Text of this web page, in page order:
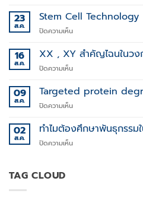
สู่
ปฏิวัติ
รักษา
ทาง
23
ส.ค.
Stem Cell Technology
ปิดความเห็นบน
Cell
Technology
16
ส.ค.
XX , XY สำคัญไฉนในวง
ปิดความเห็นบน
,
สำคัญ
ใน
กีฬา
09
ส.ค.
Targeted protein
ปิดความเห็นบน
protein
(TPD)
02
ส.ค.
ทำไมต้องศึกษาพันธุกรรม
ปิดความเห็นบน
TAG CLOUD